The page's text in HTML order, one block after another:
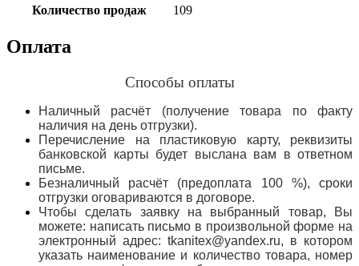
Количество продаж
109
Оплата
Способы оплаты
Наличный расчёт (получение товара по факту
наличия на день отгрузки).
Перечисление на пластиковую карту, реквизиты
банковской карты будет выслана вам в ответном
письме.
Безналичный расчёт (предоплата 100 %), сроки
отгрузки оговариваются в договоре.
Чтобы сделать заявку на выбранный товар, Вы
можете: написать письмо в произвольной форме на
электронный адрес: tkanitex@yandex.ru, в котором
указать наименование и количество товара, номер